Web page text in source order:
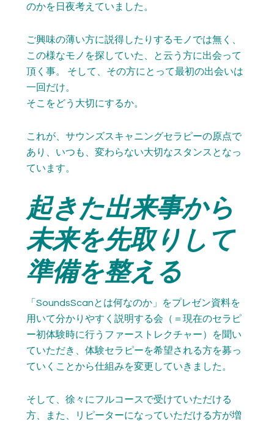
のかを日夜考えていました。
ご興味の薄い方に説得したりするモノでは無く、
この様なモノを探していた、と云う方に出会って
頂く事。 そして、その方にとって最初の出会いは
一回だけ。
そこをどう大切にするか。
これが、サウンズスキャニングセラピーの原点で
あり、いつも、変わらない大切なスタンスとなっ
ています。
起きた出来事から
未来を先取りして
準備を整える
「SoundsScanとは何なのか」をプレゼン資料を
用いて分かりやすく説明する会（＝現在のセラピ
ー初体験時に行うファーストレクチャー）を聞い
ていただき、体験セラピーを希望される方を募っ
ていくことから仕組みを変更していきました。
そして、徐々にフルコースで受けていただける
方、また、リピーターになっていただける方が増